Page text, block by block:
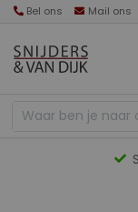
Bel ons Mail ons